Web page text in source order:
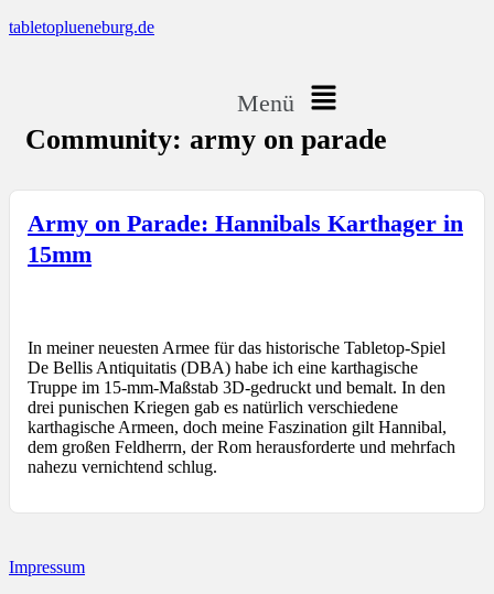
tabletoplueneburg.de
Menü
Community: army on parade
Army on Parade: Hannibals Karthager in
15mm
In meiner neuesten Armee für das historische Tabletop-Spiel
De Bellis Antiquitatis (DBA) habe ich eine karthagische
Truppe im 15-mm-Maßstab 3D-gedruckt und bemalt. In den
drei punischen Kriegen gab es natürlich verschiedene
karthagische Armeen, doch meine Faszination gilt Hannibal,
dem großen Feldherrn, der Rom herausforderte und mehrfach
nahezu vernichtend schlug.
Impressum